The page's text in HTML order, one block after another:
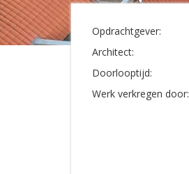
Opdrachtgever:
Architect:
Doorlooptijd:
Werk verkregen door: